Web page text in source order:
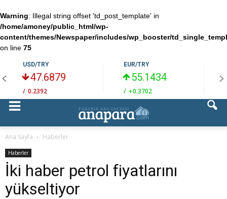
Warning: Illegal string offset 'td_post_template' in
/home/amoney/public_html/wp-
content/themes/Newspaper/includes/wp_booster/
on line 75
USD/TRY
47.6879
/ 0.2392
EUR/TRY
55.1434
/ +0.3702
Ana Sayfa Haberler
Haberler
İki haber petrol fiyatlarını
yükseltiyor